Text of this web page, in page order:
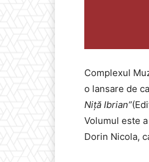
Complexul
o lansare de
Niță Ibrian”
Volumul este
Dorin Nicola,